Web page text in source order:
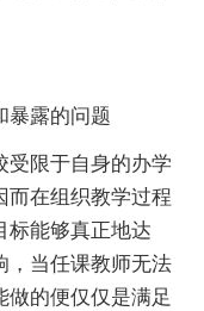
露的问题
限于自身的办学
而在组织教学过程
标能够真正地达
，当任课教师无法
做的便仅仅是满足